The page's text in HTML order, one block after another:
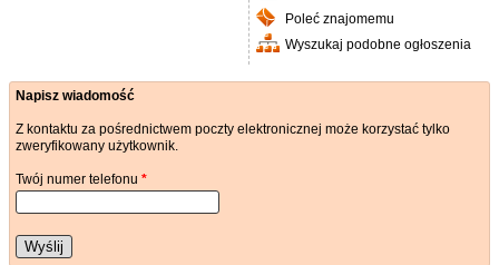
Poleć znajomemu
Wyszukaj podobne ogłoszenia
Napisz wiadomość
Z kontaktu za pośrednictwem poczty elektronicznej może korzystać tylko
zweryfikowany użytkownik.
Twój numer telefonu *
Wyślij